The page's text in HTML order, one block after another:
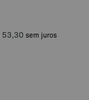
53,30 sem juros